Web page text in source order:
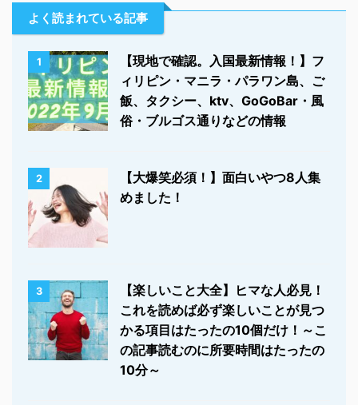
よく読まれている記事
1
【現地で確認。入国最新情報！】フ
ィリピン・マニラ・パラワン島、ご
飯、タクシー、ktv、GoGoBar・風
俗・ブルゴス通りなどの情報
2
【大爆笑必須！】面白いやつ8人集
めました！
3
【楽しいこと大全】ヒマな人必見！
これを読めば必ず楽しいことが見つ
かる項目はたったの10個だけ！～こ
の記事読むのに所要時間はたったの
10分～